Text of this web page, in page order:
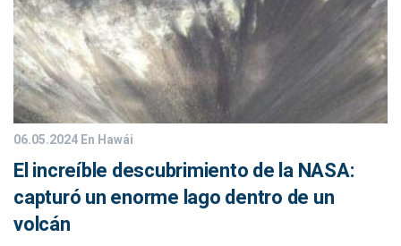
06.05.2024En Hawái
El increíble descubrimiento de la NASA:
capturó un enorme lago dentro de un
volcán